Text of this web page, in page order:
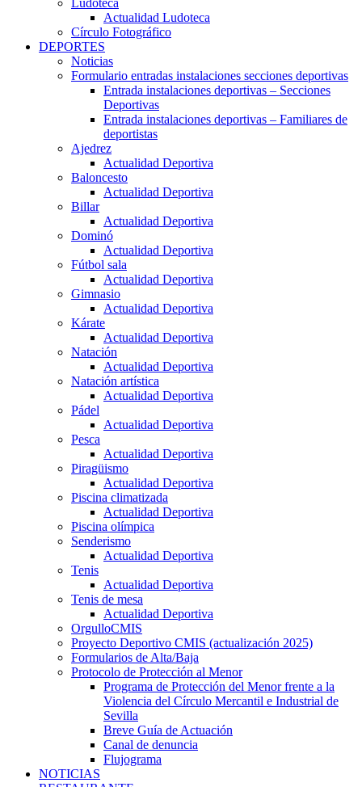
Actualidad Ludoteca
Círculo Fotográfico
DEPORTES
Noticias
Formulario entradas instalaciones secciones deportivas
Entrada instalaciones deportivas – Secciones
Deportivas
Entrada instalaciones deportivas – Familiares de
deportistas
Ajedrez
Actualidad Deportiva
Baloncesto
Actualidad Deportiva
Billar
Actualidad Deportiva
Dominó
Actualidad Deportiva
Fútbol sala
Actualidad Deportiva
Gimnasio
Actualidad Deportiva
Kárate
Actualidad Deportiva
Natación
Actualidad Deportiva
Natación artística
Actualidad Deportiva
Pádel
Actualidad Deportiva
Pesca
Actualidad Deportiva
Piragüismo
Actualidad Deportiva
Piscina climatizada
Actualidad Deportiva
Piscina olímpica
Senderismo
Actualidad Deportiva
Tenis
Actualidad Deportiva
Tenis de mesa
Actualidad Deportiva
OrgulloCMIS
Proyecto Deportivo CMIS (actualización 2025)
Formularios de Alta/Baja
Protocolo de Protección al Menor
Programa de Protección del Menor frente a la
Violencia del Círculo Mercantil e Industrial de
Sevilla
Breve Guía de Actuación
Canal de denuncia
Flujograma
NOTICIAS